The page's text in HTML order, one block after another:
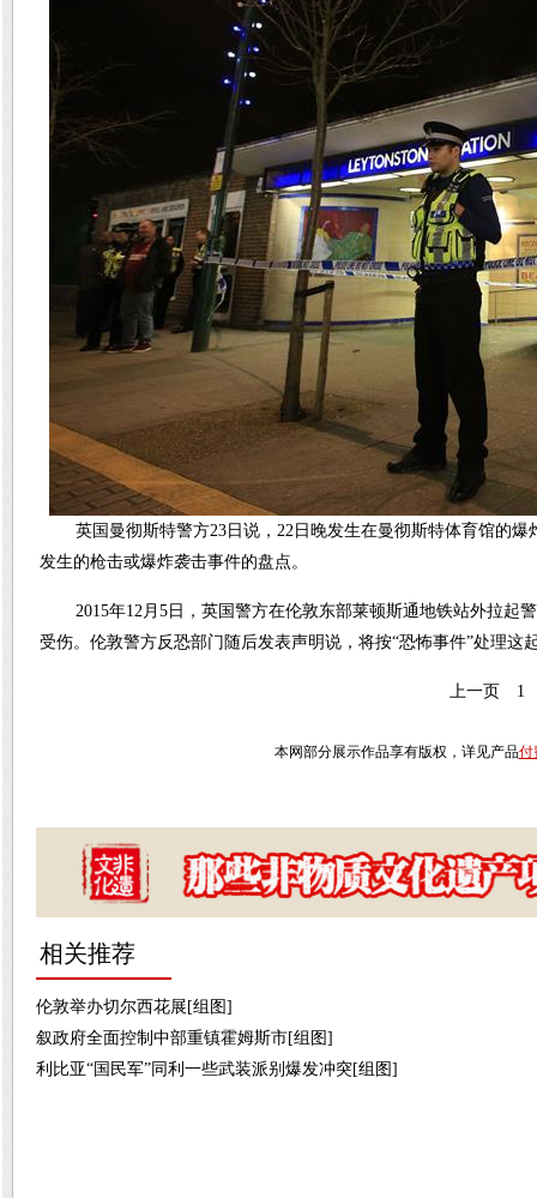
英国曼彻斯特警方23日说，22日晚发生在曼彻斯特体育馆的
发生的枪击或爆炸袭击事件的盘点。
2015年12月5日，英国警方在伦敦东部莱顿斯通地铁站外拉起
受伤。伦敦警方反恐部门随后发表声明说，将按“恐怖事件”处理这
上一页 1
本网部分展示作品享有版权，详见产品付
相关推荐
伦敦举办切尔西花展[组图]
叙政府全面控制中部重镇霍姆斯市[组图]
利比亚“国民军”同利一些武装派别爆发冲突[组图]